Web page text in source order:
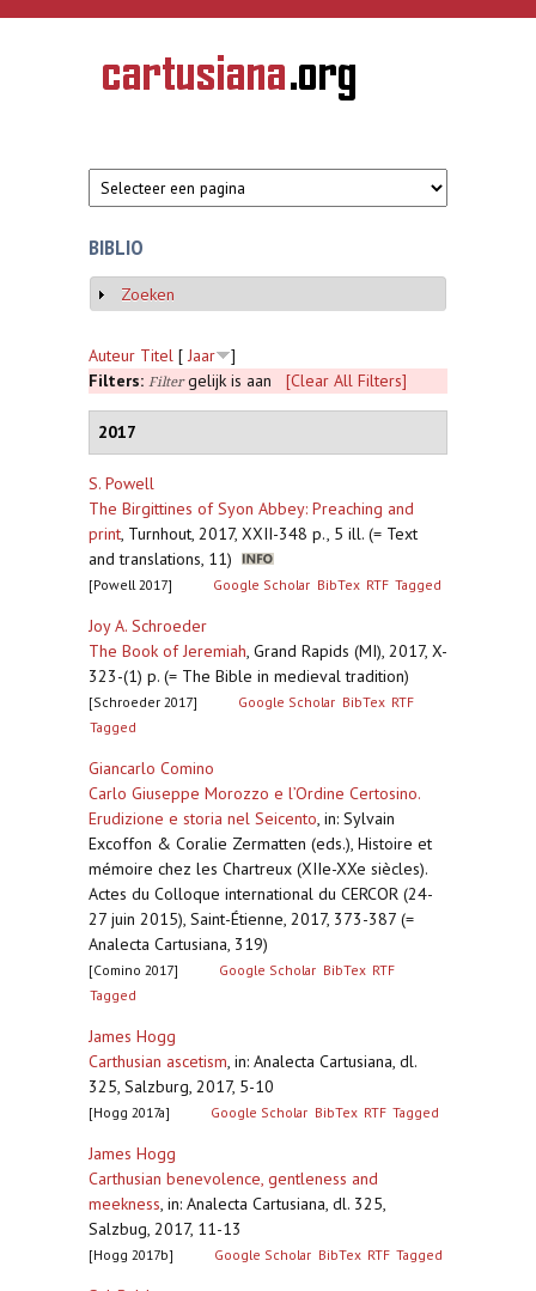
Overslaan en naar de inhoud gaan
CARTUSIANA
Geschiedenis
van de
BIBLIO
Weergeven
Zoeken
Auteur Titel [ Jaar
]
Filters: Filtergelijk is aan [Clear All Filters]
2017
S. Powell
The Birgittines of Syon Abbey: Preaching and
print, Turnhout, 2017, XXII-348 p., 5 ill. (= Text
and translations, 11)
[Powell 2017] Google Scholar BibTex RTF Tagged
Joy A. Schroeder
The Book of Jeremiah, Grand Rapids (MI), 2017, X-
323-(1) p. (= The Bible in medieval tradition)
[Schroeder 2017] Google Scholar BibTex RTF
Tagged
Giancarlo Comino
Carlo Giuseppe Morozzo e l’Ordine Certosino.
Erudizione e storia nel Seicento, in: Sylvain
Excoffon & Coralie Zermatten (eds.), Histoire et
mémoire chez les Chartreux (XIIe-XXe siècles).
Actes du Colloque international du CERCOR (24-
27 juin 2015), Saint-Étienne, 2017, 373-387 (=
Analecta Cartusiana, 319)
[Comino 2017] Google Scholar BibTex RTF
Tagged
James Hogg
Carthusian ascetism, in: Analecta Cartusiana, dl.
325, Salzburg, 2017, 5-10
[Hogg 2017a] Google Scholar BibTex RTF Tagged
James Hogg
Carthusian benevolence, gentleness and
meekness, in: Analecta Cartusiana, dl. 325,
Salzbug, 2017, 11-13
[Hogg 2017b] Google Scholar BibTex RTF Tagged